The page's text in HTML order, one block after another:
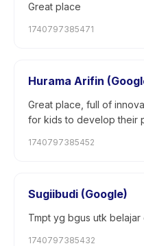
Great place
1740797385471
Hurama Arifin
Great place, full of
for kids to develop their
1740797385452
Sugiibudi (Google)
Tmpt yg bgus utk belajar
1740797385432